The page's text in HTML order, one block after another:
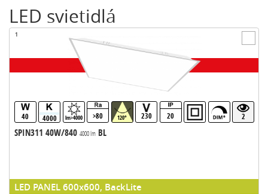
LED svietidlá
1
40 4000 lm>4000 >80 120° 230 20 2
SPIN311 40W/840 4000 lmBL
LED PANEL 600x600, BackLite